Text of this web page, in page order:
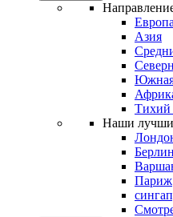
Европа
Азия
Тихий
Наши
Берлин
Париж